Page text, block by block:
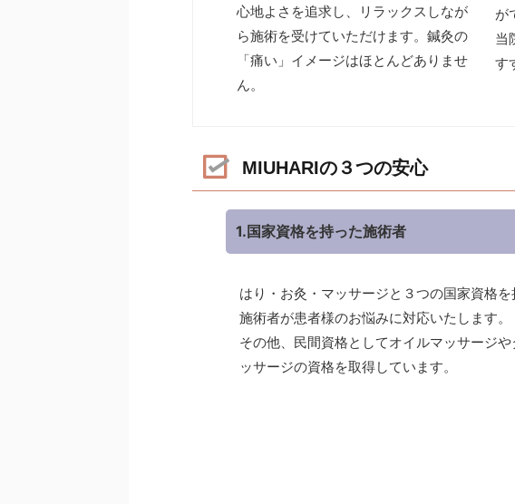
心地よさを追求し、リラックスしなが
ら施術を受けていただけます。鍼灸の
「痛い」イメージはほとんどありませ
ん。
が
当
す
MIUHARIの３つの安心
1.国家資格を持った施術者
はり・お灸・マッサージと３つの国家資格を
施術者が患者様のお悩みに対応いたします。
その他、民間資格としてオイルマッサージや
ッサージの資格を取得しています。